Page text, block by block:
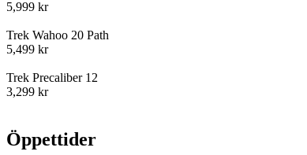
5,999 kr
Trek Wahoo 20 Path
5,499 kr
Trek Precaliber 12
3,299 kr
Öppettider